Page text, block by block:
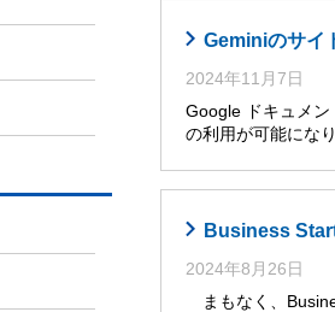
Geminiのサイ
2024年11月7日
Google ドキュメ
の利用が可能にな
Business
2024年8月26日
まもなく、